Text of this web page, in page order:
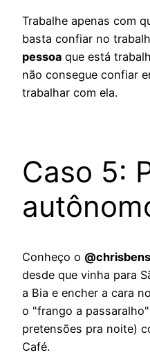
Trabalhe apenas com
basta confiar no
pessoa que está
não consegue confiar
trabalhar com ela.
Caso 5:
Conheço o
desde que vinha para
a Bia e encher a cara no
o "frango a
pretensões pra noite)
Café.